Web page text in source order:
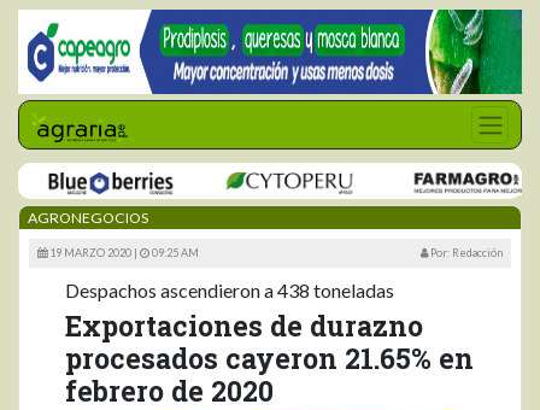
AGRONEGOCIOS
19 MARZO 2020 | 09:25 AM Por: Redacción
Despachos ascendieron a 438 toneladas
Exportaciones de durazno
procesados cayeron 21.65% en
febrero de 2020